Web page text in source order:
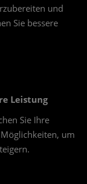
und
Sie bessere
Leistung
Sie Ihre
um